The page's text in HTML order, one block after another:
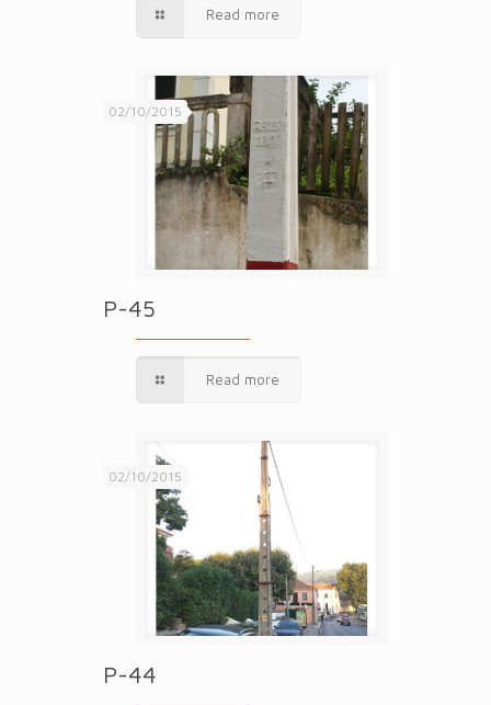
Read more
02/10/2015
P-45
Read more
02/10/2015
P-44